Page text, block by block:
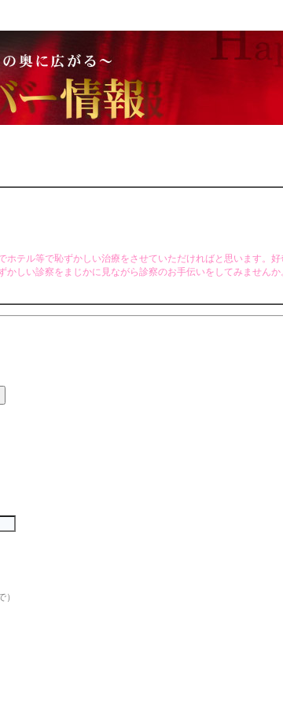
テル等で恥ずかしい治療をさせていただければと思います。
しい診察をまじかに見ながら診察のお手伝いをしてみません
）